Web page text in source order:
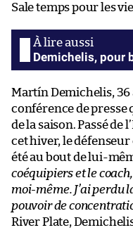
Sale temps pour les
Demichelis, pour
Martín Demichelis, 36
conférence de presse
de la saison. Passé de
cet hiver, le
été au bout de lui-
coéquipiers et le
moi-même. J’ai perdu
pouvoir de
River Plate,